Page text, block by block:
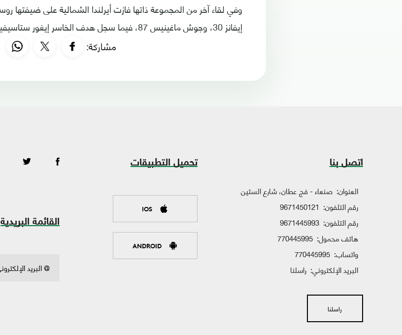
إيفانز 30، وجوش ماغينيس 87، فيما سجل هدف الخاسر إيغور ستاسيفيش 33.
مشاركة:
اتصل بنا
العنوان: صنعاء - فج عطان، شارع الستين
رقم التلفون: 9671450121
رقم التلفون: 9671445993
هاتف محمول: 770445995
واتساب: 770445995
البريد الإلكتروني: راسلنا
راسلنا
تحميل التطبيقات
IOS
ANDROID
القائمة البريدية